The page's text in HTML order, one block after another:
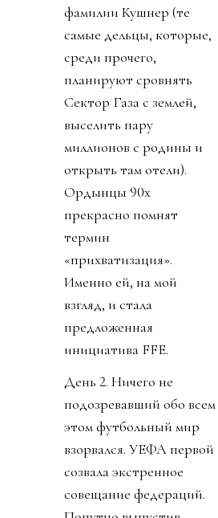
фамилии Кушнер (те
самые дельцы, которые,
среди прочего,
планируют сровнять
Сектор Газа с землей,
выселить пару
миллионов с родины и
открыть там отели).
Ордынцы 90х
прекрасно помнят
термин
«прихватизация».
Именно ей, на мой
взгляд, и стала
предложенная
инициатива FFE.
День 2. Ничего не
подозревавший обо всем
этом футбольный мир
взорвался. УЕФА первой
созвала экстренное
совещание федераций.